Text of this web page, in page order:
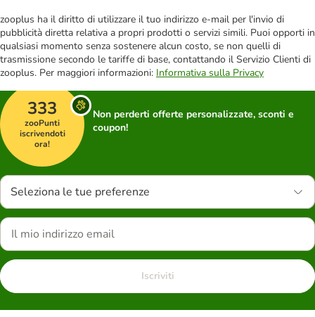
zooplus ha il diritto di utilizzare il tuo indirizzo e-mail per l'invio di
pubblicità diretta relativa a propri prodotti o servizi simili. Puoi opporti in
qualsiasi momento senza sostenere alcun costo, se non quelli di
trasmissione secondo le tariffe di base, contattando il Servizio Clienti di
zooplus. Per maggiori informazioni: Informativa sulla Privacy
333
zooPunti
iscrivendoti
ora!
Non perderti offerte personalizzate, sconti e
coupon!
Seleziona le tue preferenze
Iscriviti